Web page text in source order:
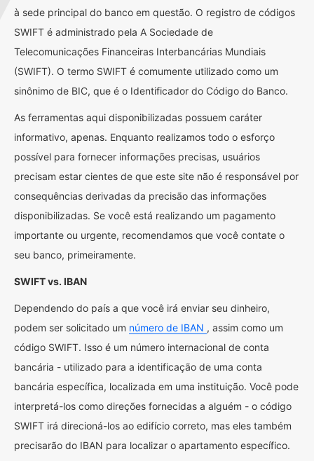
à sede principal do banco em questão. O registro de códigos
SWIFT é administrado pela A Sociedade de
Telecomunicações Financeiras Interbancárias Mundiais
(SWIFT). O termo SWIFT é comumente utilizado como um
sinônimo de BIC, que é o Identificador do Código do Banco.
As ferramentas aqui disponibilizadas possuem caráter
informativo, apenas. Enquanto realizamos todo o esforço
possível para fornecer informações precisas, usuários
precisam estar cientes de que este site não é responsável por
consequências derivadas da precisão das informações
disponibilizadas. Se você está realizando um pagamento
importante ou urgente, recomendamos que você contate o
seu banco, primeiramente.
SWIFT vs. IBAN
Dependendo do país a que você irá enviar seu dinheiro,
podem ser solicitado um número de IBAN , assim como um
código SWIFT. Isso é um número internacional de conta
bancária - utilizado para a identificação de uma conta
bancária específica, localizada em uma instituição. Você pode
interpretá-los como direções fornecidas a alguém - o código
SWIFT irá direcioná-los ao edifício correto, mas eles também
precisarão do IBAN para localizar o apartamento específico.